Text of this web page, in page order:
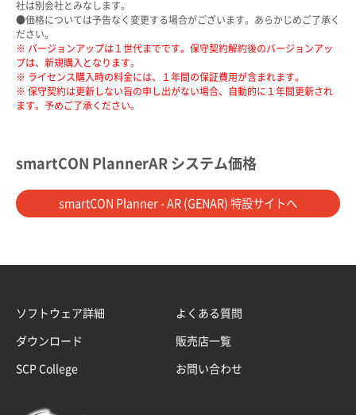
社は別会社とみなします。
●価格については予告なく変更する場合がございます。あらかじめご了承く
ださい。
※ バージョンアップは１世代までです。保守契約解約後のバージョンアッ
プは、新規購入となります。
※ ライセンス購入時の料金には、１年間の保証費用が含まれます。
※ 保守契約は更新しない旨の申し出がない場合、自動的に１年間更新され
ます。予めご了承ください。
smartCON PlannerAR システム価格
smartCON Planner - AR (GENAR) 特設サイトへ
ソフトウェア詳細
ダウンロード
SCP College
よくある質問
販売店一覧
お問い合わせ